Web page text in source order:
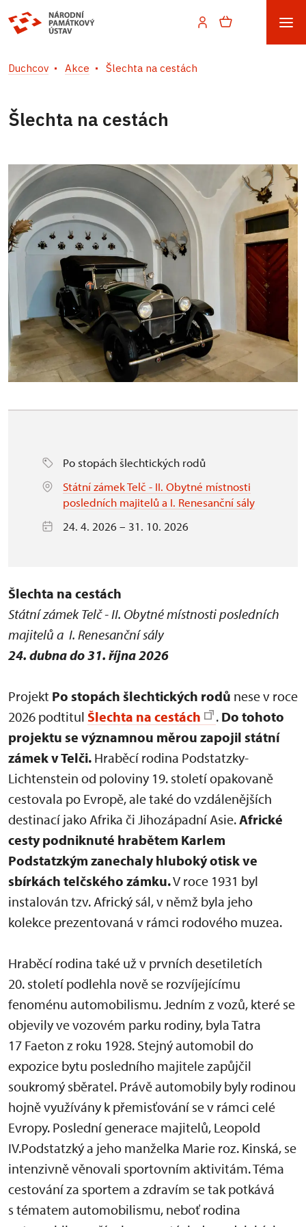
Duchcov Akce Šlechta na cestách
Šlechta na cestách
Po stopách šlechtických rodů
Státní zámek Telč - II. Obytné místnosti
posledních majitelů a I. Renesanční sály
24. 4. 2026 – 31. 10. 2026
Šlechta na cestách
Státní zámek Telč - II. Obytné místnosti posledních
majitelů a I. Renesanční sály
24. dubna do 31. října 2026
Projekt Po stopách šlechtických rodů nese v roce
2026 podtitul Šlechta na cestách . Do tohoto
projektu se významnou měrou zapojil státní
zámek v Telči. Hraběcí rodina Podstatzky-
Lichtenstein od poloviny 19. století opakovaně
cestovala po Evropě, ale také do vzdálenějších
destinací jako Afrika či Jihozápadní Asie.Africké
cesty podniknuté hrabětem Karlem
Podstatzkým zanechaly hluboký otisk ve
sbírkách telčského zámku.V roce 1931 byl
instalován tzv. Africký sál, v němž byla jeho
kolekce prezentovaná v rámci rodového muzea.
Hraběcí rodina také už v prvních desetiletích
20. století podlehla nově se rozvíjejícímu
fenoménu automobilismu. Jedním z vozů, které se
objevily ve vozovém parku rodiny, byla Tatra
17 Faeton z roku 1928. Stejný automobil do
expozice bytu posledního majitele zapůjčil
soukromý sběratel. Právě automobily byly rodinou
hojně využívány k přemisťování se v rámci celé
Evropy. Poslední generace majitelů, Leopold
IV.Podstatzký a jeho manželka Marie roz. Kinská, se
intenzivně věnovali sportovním aktivitám. Téma
cestování za sportem a zdravím se tak potkává
s tématem automobilismu, neboť rodina